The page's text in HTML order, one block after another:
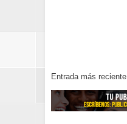
Entrada más reciente